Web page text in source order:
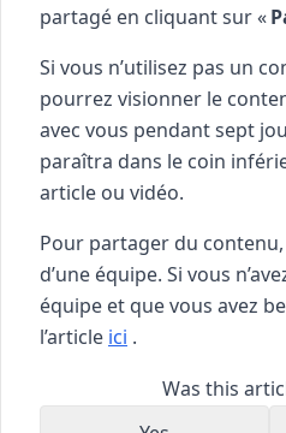
partagé en cliquant sur «
Si vous n’utilisez pas un
pourrez visionner le
avec vous pendant sept
paraîtra dans le coin
article ou vidéo.
Pour partager du
d’une équipe. Si vous
équipe et que vous avez
l’article ici .
Was this